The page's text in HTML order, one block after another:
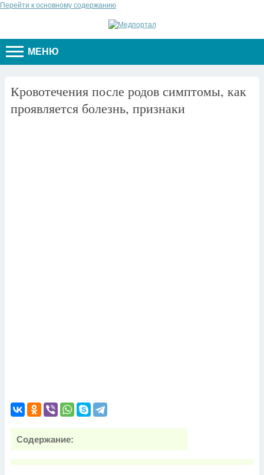
Перейти к основному содержанию
МЕНЮ
Кровотечения после родов симптомы, как
проявляется болезнь, признаки
Содержание: